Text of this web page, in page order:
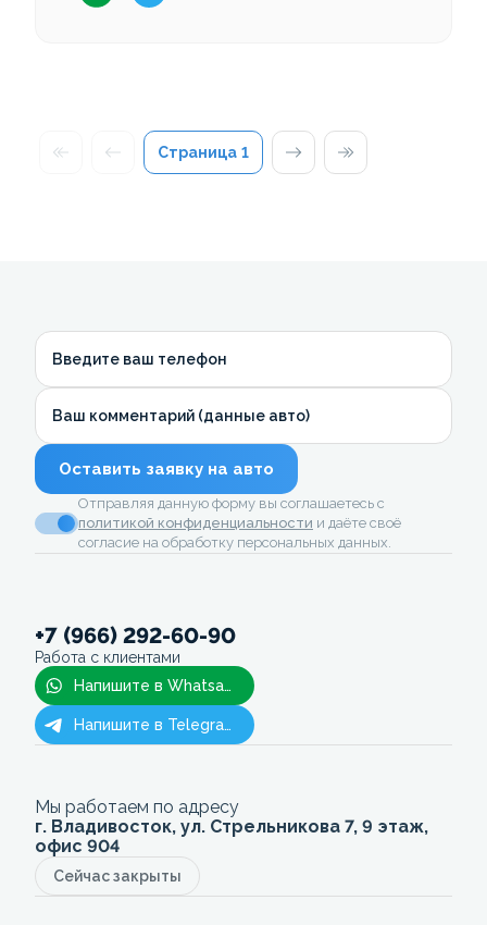
Страница 1
Введите ваш телефон
Ваш комментарий (данные авто)
Оставить заявку на авто
Отправляя данную форму вы соглашаетесь с
политикой конфиденциальности и даёте своё
согласие на обработку персональных данных.
+7 (966) 292-60-90
Работа с клиентами
Напишите в Whatsapp
Напишите в Telegram
Мы работаем по адресу
г. Владивосток, ул. Стрельникова 7, 9 этаж,
офис 904
Сейчас закрыты